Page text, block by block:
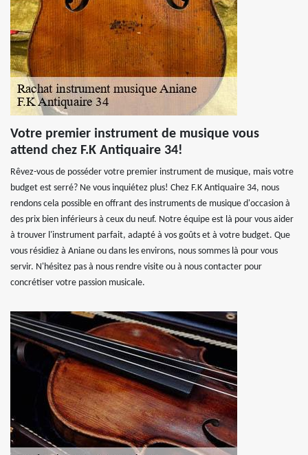
Votre premier instrument de musique vous
attend chez F.K Antiquaire 34!
Rêvez-vous de posséder votre premier instrument de musique, mais votre
budget est serré? Ne vous inquiétez plus! Chez F.K Antiquaire 34, nous
rendons cela possible en offrant des instruments de musique d'occasion à
des prix bien inférieurs à ceux du neuf. Notre équipe est là pour vous aider
à trouver l'instrument parfait, adapté à vos goûts et à votre budget. Que
vous résidiez à Aniane ou dans les environs, nous sommes là pour vous
servir. N'hésitez pas à nous rendre visite ou à nous contacter pour
concrétiser votre passion musicale.